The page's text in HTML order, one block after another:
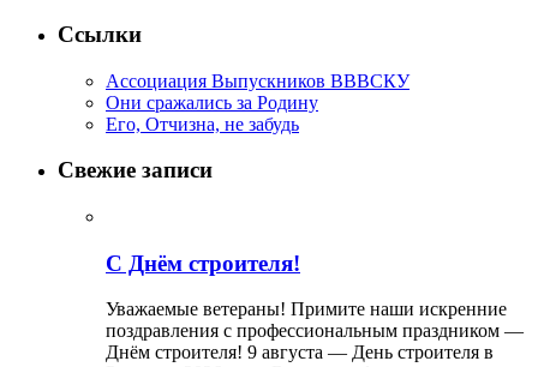
Ссылки
Ассоциация Выпускников ВВВСКУ
Они сражались за Родину
Его, Отчизна, не забудь
Свежие записи
С Днём строителя!
Уважаемые ветераны! Примите наши искренние
поздравления с профессиональным праздником —
Днём строителя! 9 августа — День строителя в